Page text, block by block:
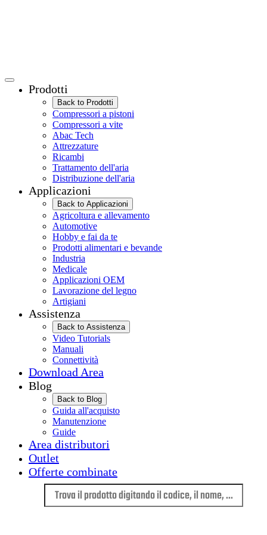
Prodotti
Back to Prodotti
Compressori a pistoni
Compressori a vite
Abac Tech
Attrezzature
Ricambi
Trattamento dell'aria
Distribuzione dell'aria
Applicazioni
Back to Applicazioni
Agricoltura e allevamento
Automotive
Hobby e fai da te
Prodotti alimentari e bevande
Industria
Medicale
Applicazioni OEM
Lavorazione del legno
Artigiani
Assistenza
Back to Assistenza
Video Tutorials
Manuali
Connettività
Download Area
Blog
Back to Blog
Guida all'acquisto
Manutenzione
Guide
Area distributori
Outlet
Offerte combinate